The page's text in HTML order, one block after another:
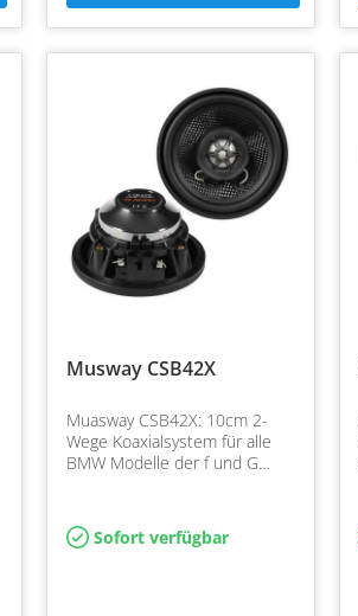
Musway CSB42X
Muasway CSB42X: 10cm 2-
Wege Koaxialsystem für alle
BMW Modelle der f und G
Sofort verfügbar